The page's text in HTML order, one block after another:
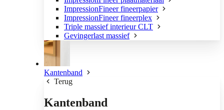
ImpressionFineer fineerpapier
ImpressionFineer fineerplex
Triple massief interieur CLT
Gevingerlast massief
Kantenband
Terug
Kantenband